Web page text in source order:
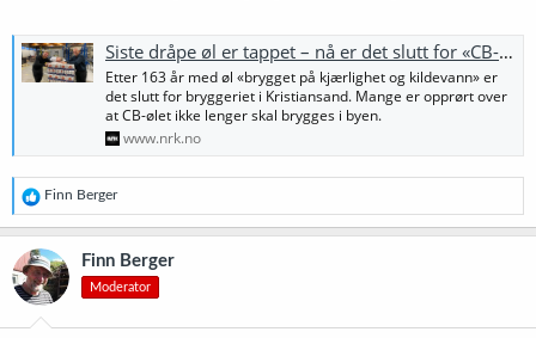
Siste dråpe øl er tappet – nå er det slutt for «CB-bryggeriet»
Etter 163 år med øl «brygget på kjærlighet og kildevann» er
det slutt for bryggeriet i Kristiansand. Mange er opprørt over
at CB-ølet ikke lenger skal brygges i byen.
www.nrk.no
R
e
a
k
s
j
o
Finn Berger
Finn Berger
Moderator